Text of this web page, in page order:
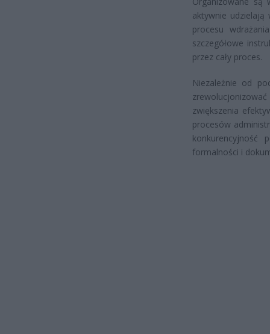
aktywnie
procesu
szczegółowe
przez cały proces.
Niezależnie od
zwiększenia
procesów
konkurencyjność
formalności i